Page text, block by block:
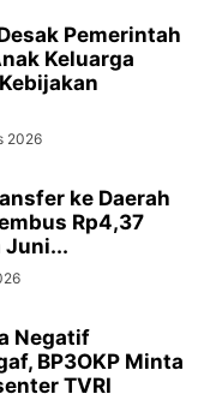
Pemerintah
Keluarga
2026
ke Daerah
Rp4,37
Juni...
Negatif
BP3OKP Minta
TVRI